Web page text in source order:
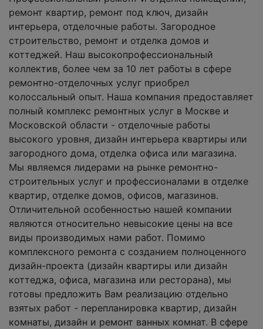
ремонт квартир, ремонт под ключ, дизайн
интерьера, отделочные работы. Загородное
строительство, ремонт и отделка домов и
коттеджей. Наш высокопрофессиональный
коллектив, более чем за 10 лет работы в сфере
ремонтно-отделочных услуг приобрел
колоссальный опыт. Наша компания предоставляет
полный комплекс ремонтных услуг в Москве и
Московской области - отделочные работы
высокого уровня, дизайн интерьера квартиры или
загородного дома, отделка офиса или магазина.
Мы являемся лидерами на рынке ремонтно-
строительных услуг и профессионалами в отделке
квартир, отделке домов, офисов, магазинов.
Отличительной особенностью нашей компании
являются относительно невысокие цены на все
виды производимых нами работ. Помимо
комплексного ремонта с созданием полноценного
дизайн-проекта (дизайн квартиры или дизайн
коттеджа, офиса, магазина или ресторана), мы
готовы предложить Вам реализацию отдельно
взятых работ - перепланировка квартир, дизайн
комнаты, дизайн и ремонт ванных комнат. В сфере